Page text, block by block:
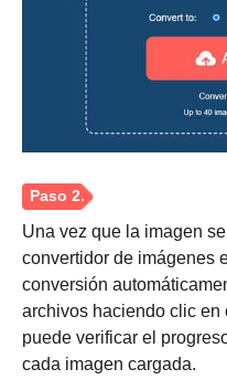
Paso 1.
Una vez que la imagen
convertidor de imágenes
conversión
archivos haciendo clic en
puede verificar el
cada imagen cargada.